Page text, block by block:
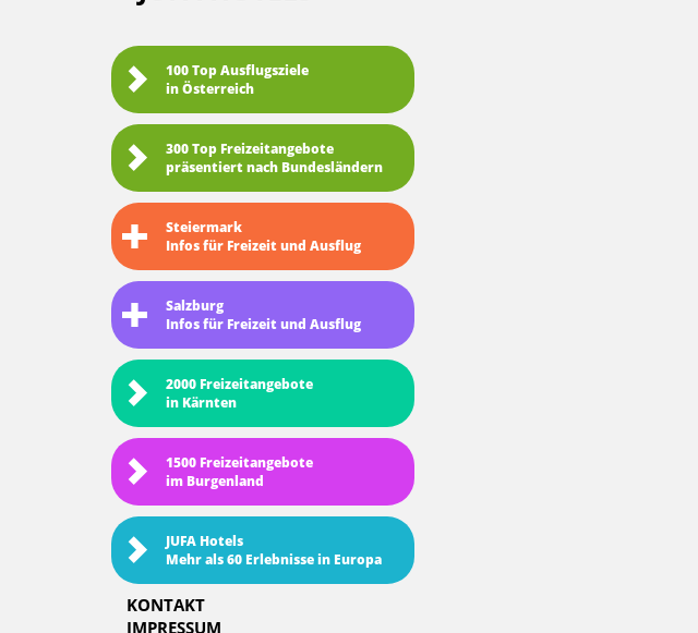
100 Top Ausflugsziele
in Österreich
300 Top Freizeitangebote
präsentiert nach Bundesländern
Steiermark
Infos für Freizeit und Ausflug
Salzburg
Infos für Freizeit und Ausflug
2000 Freizeitangebote
in Kärnten
1500 Freizeitangebote
im Burgenland
JUFA Hotels
Mehr als 60 Erlebnisse in Europa
KONTAKT
IMPRESSUM